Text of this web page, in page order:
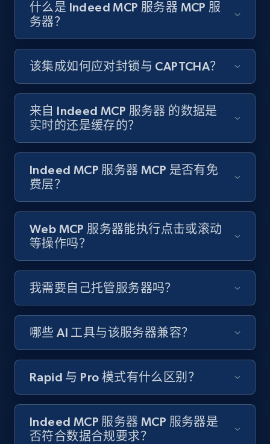
什么是 Indeed MCP 服务器 MCP 服
务器？
该集成如何应对封锁与 CAPTCHA？
来自 Indeed MCP 服务器 的数据是
实时的还是缓存的？
Indeed MCP 服务器 MCP 是否有免
费层？
Web MCP 服务器能执行点击或滚动
等操作吗？
我需要自己托管服务器吗？
哪些 AI 工具与该服务器兼容？
Rapid 与 Pro 模式有什么区别？
Indeed MCP 服务器 MCP 服务器是
否符合数据合规要求？